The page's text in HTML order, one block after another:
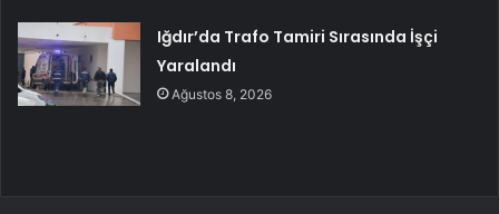
Iğdır’da Trafo Tamiri Sırasında İşçi
Yaralandı
Ağustos 8, 2026